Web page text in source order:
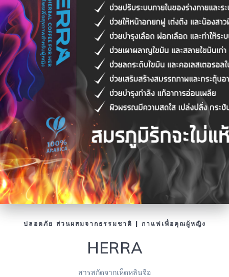
ปลอดภัย ส่วนผสมจากธรรมชาติ | กาแฟเพื่อคุณผู้หญิง
HERRA
สารสกัดจากเห็ดหลินจือ